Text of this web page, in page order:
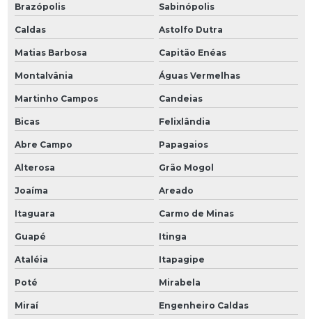
Brazópolis Sabinópolis
Caldas Astolfo Dutra
Matias Barbosa Capitão Enéas
Montalvânia Águas Vermelhas
Martinho Campos Candeias
Bicas Felixlândia
Abre Campo Papagaios
Alterosa Grão Mogol
Joaíma Areado
Itaguara Carmo de Minas
Guapé Itinga
Ataléia Itapagipe
Poté Mirabela
Miraí Engenheiro Caldas